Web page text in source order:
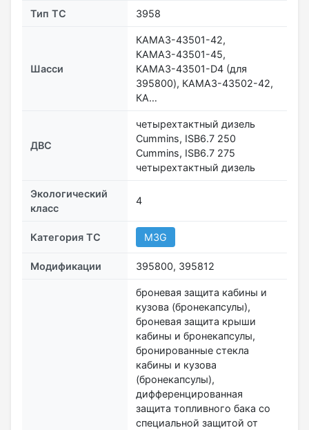
Тип ТС 3958
Шасси
КАМАЗ-43501-42,
КАМАЗ-43501-45,
КАМАЗ-43501-D4 (для
395800), КАМАЗ-43502-42,
КА…
ДВС
четырехтактный дизель
Cummins, ISB6.7 250
Cummins, ISB6.7 275
четырехтактный дизель
Экологический
класс
4
Категория ТС M3G
Модификации 395800, 395812
броневая защита кабины и
кузова (бронекапсулы),
броневая защита крыши
кабины и бронекапсулы,
бронированные стекла
кабины и кузова
(бронекапсулы),
дифференцированная
защита топливного бака со
специальной защитой от